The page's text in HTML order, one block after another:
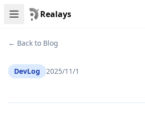
Realays
← Back to Blog
DevLog 2025/11/1